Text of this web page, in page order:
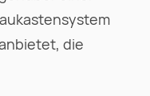
die